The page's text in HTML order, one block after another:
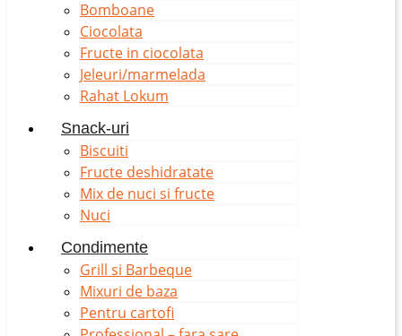
Bomboane
Ciocolata
Fructe in ciocolata
Jeleuri/marmelada
Rahat Lokum
Snack-uri
Biscuiti
Fructe deshidratate
Mix de nuci si fructe
Nuci
Condimente
Grill si Barbeque
Mixuri de baza
Pentru cartofi